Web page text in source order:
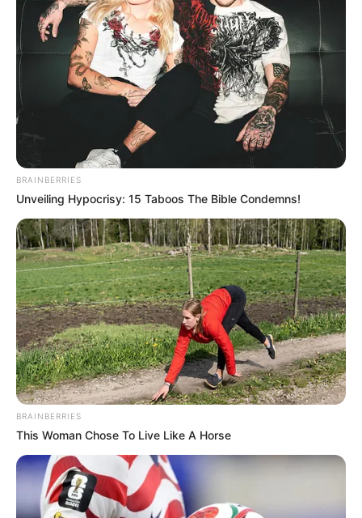
BRAINBERRIES
Unveiling Hypocrisy: 15 Taboos The Bible Condemns!
BRAINBERRIES
This Woman Chose To Live Like A Horse